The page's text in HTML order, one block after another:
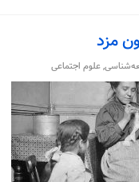
مزد
,علوم اجتماعی